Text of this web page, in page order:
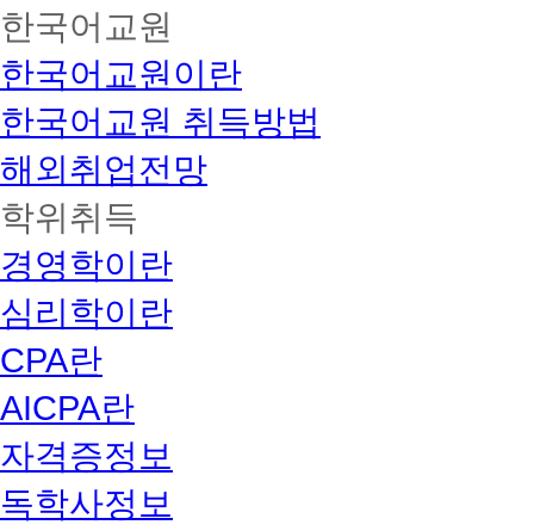
한국어교원
한국어교원이란
한국어교원 취득방법
해외취업전망
학위취득
경영학이란
심리학이란
CPA란
AICPA란
자격증정보
독학사정보